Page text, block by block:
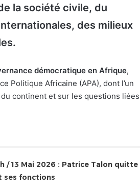
la société civile, du
des milieux
démocratique en Afrique,
Politique Africaine (APA), dont l’un
continent et sur les questions liées
/ 13 Mai 2026 : Patrice Talon quitte
ses fonctions